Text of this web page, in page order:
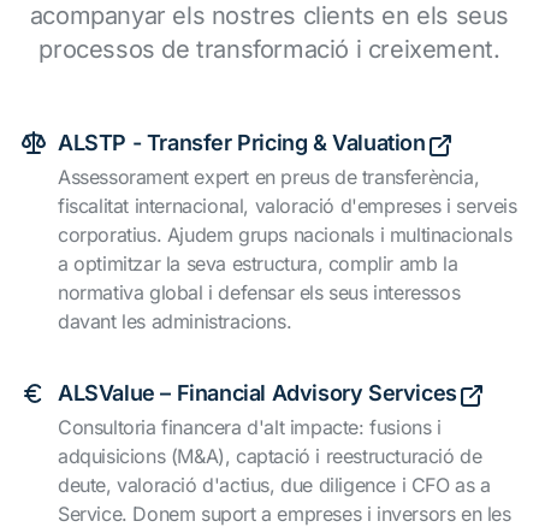
acompanyar els nostres clients en els seus
processos de transformació i creixement.
ALSTP - Transfer Pricing & Valuation
Assessorament expert en preus de transferència,
fiscalitat internacional, valoració d'empreses i serveis
corporatius. Ajudem grups nacionals i multinacionals
a optimitzar la seva estructura, complir amb la
normativa global i defensar els seus interessos
davant les administracions.
ALSValue – Financial Advisory Services
Consultoria financera d'alt impacte: fusions i
adquisicions (M&A), captació i reestructuració de
deute, valoració d'actius, due diligence i CFO as a
Service. Donem suport a empreses i inversors en les